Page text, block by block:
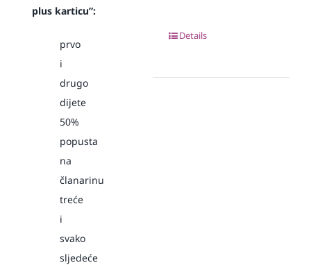
plus karticu”:
prvo
i
drugo
dijete
50%
popusta
na
članarinu
treće
i
svako
sljedeće
Details